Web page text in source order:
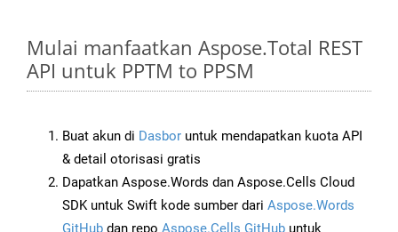
Mulai manfaatkan Aspose.Total REST
API untuk PPTM to PPSM
Buat akun di Dasbor untuk mendapatkan kuota API
& detail otorisasi gratis
Dapatkan Aspose.Words dan Aspose.Cells Cloud
SDK untuk Swift kode sumber dari Aspose.Words
GitHub dan repo Aspose.Cells GitHub untuk